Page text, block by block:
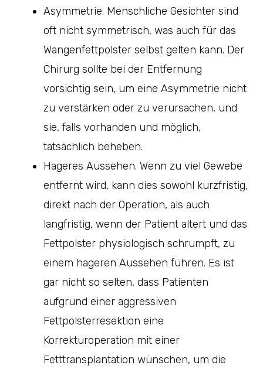
Asymmetrie. Menschliche Gesichter sind
oft nicht symmetrisch, was auch für das
Wangenfettpolster selbst gelten kann. Der
Chirurg sollte bei der Entfernung
vorsichtig sein, um eine Asymmetrie nicht
zu verstärken oder zu verursachen, und
sie, falls vorhanden und möglich,
tatsächlich beheben.
Hageres Aussehen. Wenn zu viel Gewebe
entfernt wird, kann dies sowohl kurzfristig,
direkt nach der Operation, als auch
langfristig, wenn der Patient altert und das
Fettpolster physiologisch schrumpft, zu
einem hageren Aussehen führen. Es ist
gar nicht so selten, dass Patienten
aufgrund einer aggressiven
Fettpolsterresektion eine
Korrekturoperation mit einer
Fetttransplantation wünschen, um die